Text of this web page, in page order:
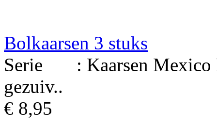
Bolkaarsen 3 stuks
Serie : Kaarsen Mexico
gezuiv..
€ 8,95